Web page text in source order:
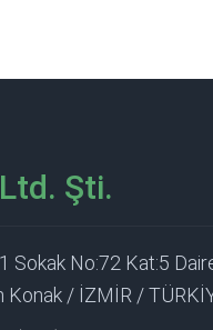
Şti.
Sokak No:72 Kat:5
Konak / İZMİR /